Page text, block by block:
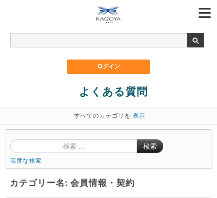
よくある質問
すべてのカテゴリを 表示
検索
高度な検索
カテゴリー名: 会員情報・契約